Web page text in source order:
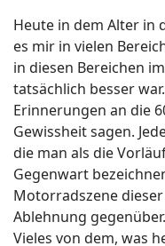
Heute in dem Alter in
es mir in vielen
in diesen Bereichen
tatsächlich besser
Erinnerungen an die
Gewissheit sagen.
die man als die
Gegenwart
Motorradszene
Ablehnung gegenüber.
Vieles von dem, was